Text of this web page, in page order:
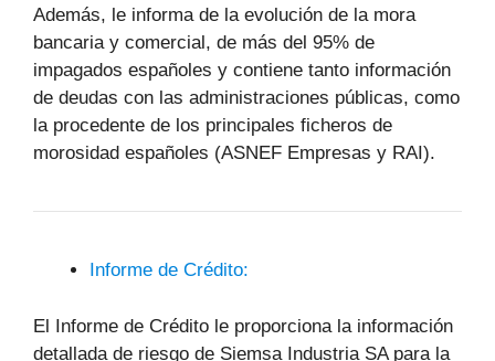
Además, le informa de la evolución de la mora
bancaria y comercial, de más del 95% de
impagados españoles y contiene tanto información
de deudas con las administraciones públicas, como
la procedente de los principales ficheros de
morosidad españoles (ASNEF Empresas y RAI).
Informe de Crédito:
El Informe de Crédito le proporciona la información
detallada de riesgo de Siemsa Industria SA para la